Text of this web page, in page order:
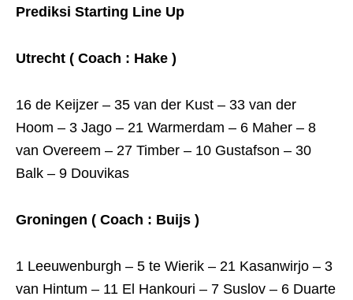
Prediksi Starting Line Up
Utrecht ( Coach : Hake )
16 de Keijzer – 35 van der Kust – 33 van der
Hoom – 3 Jago – 21 Warmerdam – 6 Maher – 8
van Overeem – 27 Timber – 10 Gustafson – 30
Balk – 9 Douvikas
Groningen ( Coach : Buijs )
1 Leeuwenburgh – 5 te Wierik – 21 Kasanwirjo – 3
van Hintum – 11 El Hankouri – 7 Suslov – 6 Duarte